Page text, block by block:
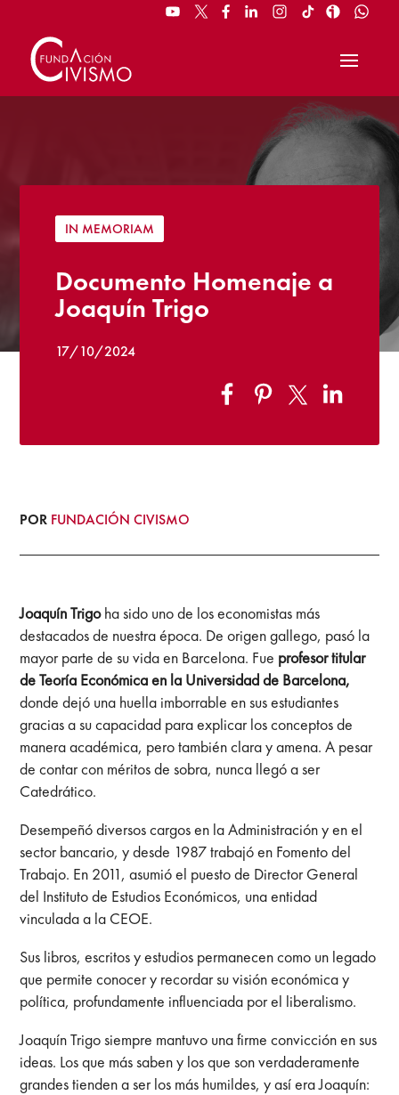
IN MEMORIAM
Documento Homenaje a
Joaquín Trigo
17/10/2024
POR FUNDACIÓN CIVISMO
Joaquín Trigoha sido uno de los economistas más
destacados de nuestra época. De origen gallego, pasó la
mayor parte de su vida en Barcelona. Fue profesor titular
de Teoría Económica en la Universidad de Barcelona,
donde dejó una huella imborrable en sus estudiantes
gracias a su capacidad para explicar los conceptos de
manera académica, pero también clara y amena. A pesar
de contar con méritos de sobra, nunca llegó a ser
Catedrático.
Desempeñó diversos cargos en la Administración y en el
sector bancario, y desde 1987 trabajó en Fomento del
Trabajo. En 2011, asumió el puesto de Director General
del Instituto de Estudios Económicos, una entidad
vinculada a la CEOE.
Sus libros, escritos y estudios permanecen como un legado
que permite conocer y recordar su visión económica y
política, profundamente influenciada por el liberalismo.
Joaquín Trigo siempre mantuvo una firme convicción en sus
ideas. Los que más saben y los que son verdaderamente
grandes tienden a ser los más humildes, y así era Joaquín: